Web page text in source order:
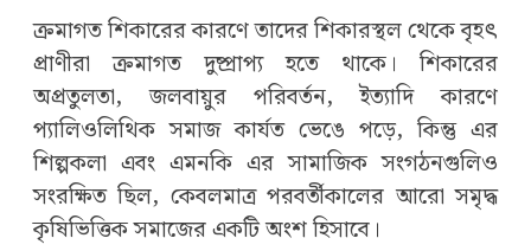
ক্রমাগত শিকারের কারণে তাদের শিকারস্থল থেকে বৃহৎ
প্রাণীরা ক্রমাগত দুষ্প্রাপ্য হতে থাকে। শিকারের
অপ্রতুলতা, জলবায়ুর পরিবর্তন, ইত্যাদি কারণে
প্যালিওলিথিক সমাজ কার্যত ভেঙে পড়ে, কিন্তু এর
শিল্পকলা এবং এমনকি এর সামাজিক সংগঠনগুলিও
সংরক্ষিত ছিল, কেবলমাত্র পরবর্তীকালের আরো সমৃদ্ধ
কৃষিভিত্তিক সমাজের একটি অংশ হিসাবে।